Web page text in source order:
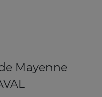
Mayenne